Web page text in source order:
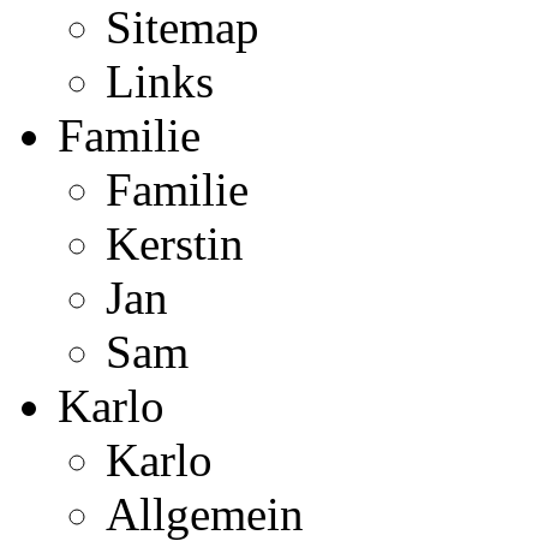
Sitemap
Links
Familie
Familie
Kerstin
Jan
Sam
Karlo
Karlo
Allgemein